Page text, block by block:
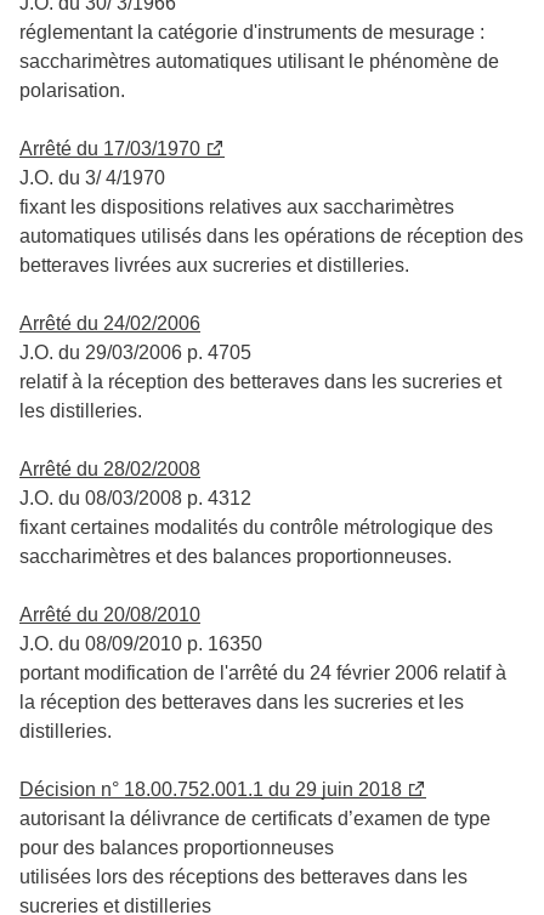
réglementant la catégorie d'instruments de mesurage :
saccharimètres automatiques utilisant le phénomène de
polarisation.
Arrêté du 17/03/1970
J.O. du 3/ 4/1970
fixant les dispositions relatives aux saccharimètres
automatiques utilisés dans les opérations de réception des
betteraves livrées aux sucreries et distilleries.
Arrêté du 24/02/2006
J.O. du 29/03/2006 p. 4705
relatif à la réception des betteraves dans les sucreries et
les distilleries.
Arrêté du 28/02/2008
J.O. du 08/03/2008 p. 4312
fixant certaines modalités du contrôle métrologique des
saccharimètres et des balances proportionneuses.
Arrêté du 20/08/2010
J.O. du 08/09/2010 p. 16350
portant modification de l'arrêté du 24 février 2006 relatif à
la réception des betteraves dans les sucreries et les
distilleries.
Décision n° 18.00.752.001.1 du 29 juin 2018
autorisant la délivrance de certificats d’examen de type
pour des balances proportionneuses
utilisées lors des réceptions des betteraves dans les
sucreries et distilleries